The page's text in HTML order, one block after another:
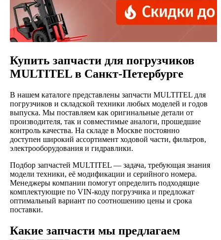
Купить запчасти для погрузчиков
MULTITEL в Санкт-Петербурге
В нашем каталоге представлены запчасти MULTITEL для
погрузчиков и складской техники любых моделей и годов
выпуска. Мы поставляем как оригинальные детали от
производителя, так и совместимые аналоги, прошедшие
контроль качества. На складе в Москве постоянно
доступен широкий ассортимент ходовой части, фильтров,
электрооборудования и гидравлики.
Подбор запчастей MULTITEL — задача, требующая знания
модели техники, её модификации и серийного номера.
Менеджеры компании помогут определить подходящие
комплектующие по VIN-коду погрузчика и предложат
оптимальный вариант по соотношению цены и срока
поставки.
Какие запчасти мы предлагаем